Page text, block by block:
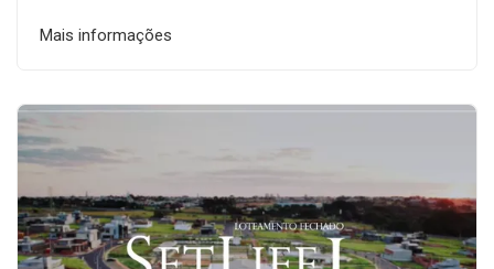
Mais informações